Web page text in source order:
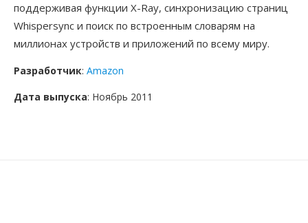
поддерживая функции X-Ray, синхронизацию страниц
Whispersync и поиск по встроенным словарям на
миллионах устройств и приложений по всему миру.
Разработчик: Amazon
Дата выпуска: Ноябрь 2011